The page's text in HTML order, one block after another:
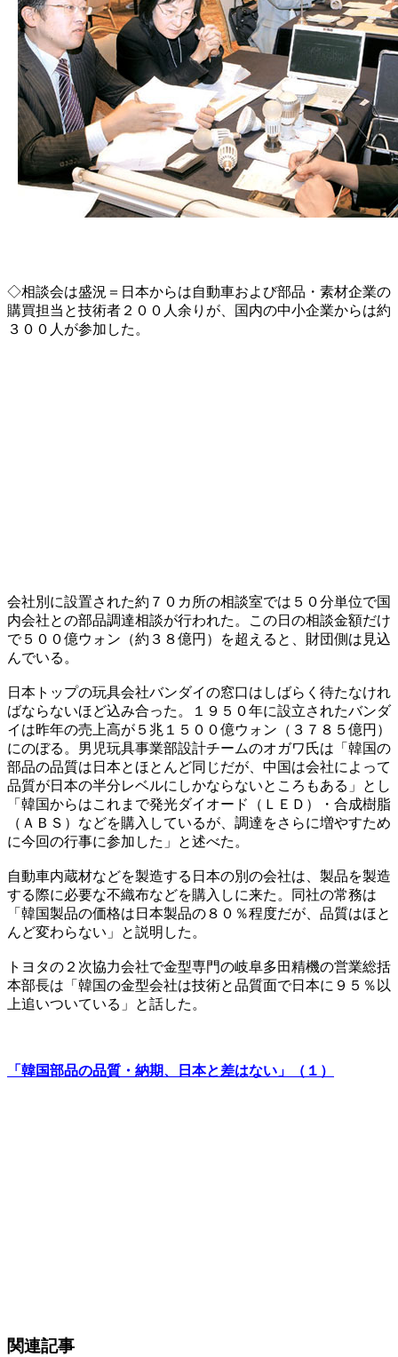
◇相談会は盛況＝日本からは自動車および部品・素材企業の
購買担当と技術者２００人余りが、国内の中小企業からは約
３００人が参加した。
会社別に設置された約７０カ所の相談室では５０分単位で国
内会社との部品調達相談が行われた。この日の相談金額だけ
で５００億ウォン（約３８億円）を超えると、財団側は見込
んでいる。
日本トップの玩具会社バンダイの窓口はしばらく待たなけれ
ばならないほど込み合った。１９５０年に設立されたバンダ
イは昨年の売上高が５兆１５００億ウォン（３７８５億円）
にのぼる。男児玩具事業部設計チームのオガワ氏は「韓国の
部品の品質は日本とほとんど同じだが、中国は会社によって
品質が日本の半分レベルにしかならないところもある」とし
「韓国からはこれまで発光ダイオード（ＬＥＤ）・合成樹脂
（ＡＢＳ）などを購入しているが、調達をさらに増やすため
に今回の行事に参加した」と述べた。
自動車内蔵材などを製造する日本の別の会社は、製品を製造
する際に必要な不織布などを購入しに来た。同社の常務は
「韓国製品の価格は日本製品の８０％程度だが、品質はほと
んど変わらない」と説明した。
トヨタの２次協力会社で金型専門の岐阜多田精機の営業総括
本部長は「韓国の金型会社は技術と品質面で日本に９５％以
上追いついている」と話した。
「韓国部品の品質・納期、日本と差はない」（１）
関連記事